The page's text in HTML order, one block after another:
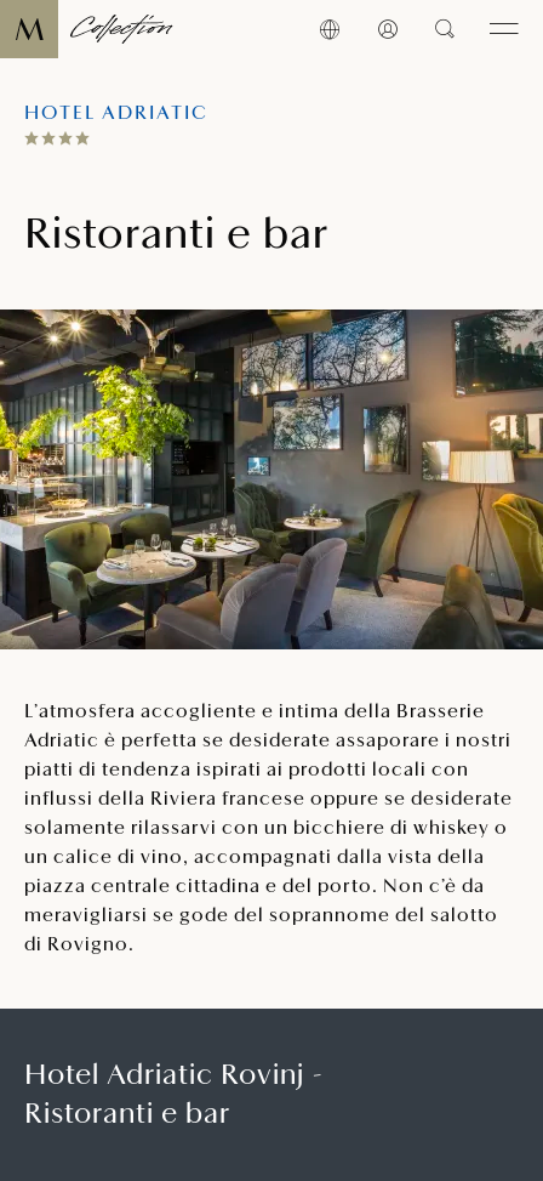
HOTEL ADRIATIC
Ristoranti e bar
L’atmosfera accogliente e intima della Brasserie
Adriatic è perfetta se desiderate assaporare i nostri
piatti di tendenza ispirati ai prodotti locali con
influssi della Riviera francese oppure se desiderate
solamente rilassarvi con un bicchiere di whiskey o
un calice di vino, accompagnati dalla vista della
piazza centrale cittadina e del porto. Non c’è da
meravigliarsi se gode del soprannome del salotto
di Rovigno.
Hotel Adriatic Rovinj -
Ristoranti e bar